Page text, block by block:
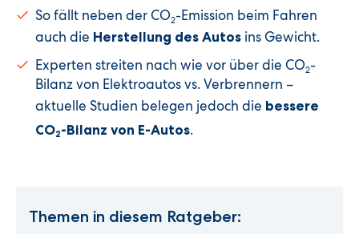
So fällt neben der CO2-Emission beim Fahren
auch die Herstellung des Autos ins Gewicht.
Experten streiten nach wie vor über die CO2-
Bilanz von Elektroautos vs. Verbrennern –
aktuelle Studien belegen jedoch die bessere
CO2-Bilanz von E-Autos.
Themen in diesem Ratgeber: